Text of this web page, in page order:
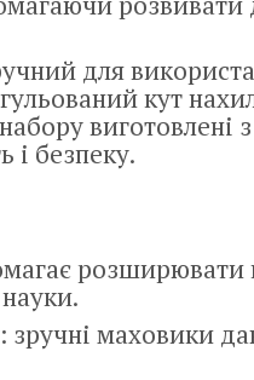
для
кут
виготовлені
і безпеку.
розширювати
зручні маховики